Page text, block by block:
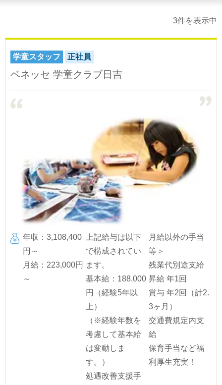
3件を表示中
学童スタッフ 正社員
ベネッセ 学童クラブ日吉
年収：3,108,400
円～
月給：223,000円
～
上記給与は以下
で構成されてい
ます。
基本給：188,000
円（経験5年以
上）
（※経験年数を
考慮して基本給
は変動しま
す。）
処遇改善支援手
月給以外の手当
等＞
残業代別途支給
昇給 年1回
賞与 年2回（計2.
3ヶ月）
交通費規定内支
給
保育手当など福
利厚生充実！